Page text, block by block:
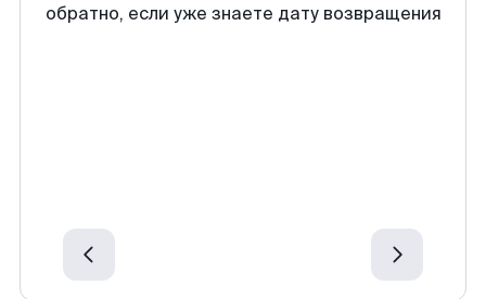
обратно, если уже знаете дату возвращения